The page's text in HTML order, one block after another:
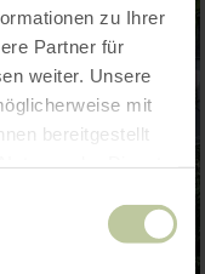
zu Ihrer
Partner für
weiter. Unsere
mit
bereitgestellt